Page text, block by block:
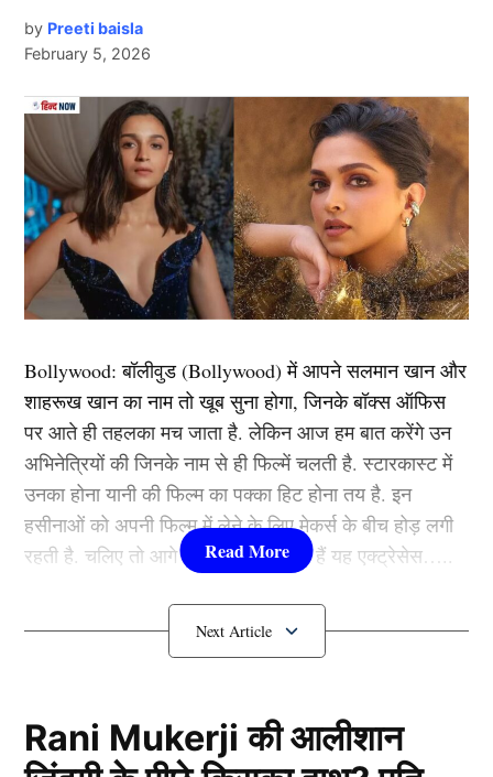
पति की मौत के बाद उसके ससुराल वाले उसकी जबरन दूसरी शादी
करवाना चाहते हैं और बहन पर दबाव बना रहे हैं। बहन की शादी
कोजे खान निवासी जगीरों की ढाणी सांकड़ा से हुई थी। उसके
शादी करने से मना कर दिया और दबाव में नहीं आई तो उसके साथ
मारपीट करने लगे। ये क्राइम (Crime News) बहुत बड़ा हो गया
था।
विवाहिता की नाक व जीभ तलवार से काटी
Next Article
by Preeti baisla
February 5, 2026
Bollywood:बॉलीवुड (Bollywood)में आपने सलमान खान और
शाहरूख खान का नाम तो खूब सुना होगा, जिनके बॉक्स ऑफिस
पर आते ही तहलका मच जाता है. लेकिन आज हम बात करेंगे उन
अभिनेत्रियों की जिनके नाम से ही फिल्में चलती है. स्टारकास्ट में
उनका होना यानी की फिल्म का पक्का हिट होना तय है. इन
हसीनाओं को अपनी फिल्म में लेने के लिए मेकर्स के बीच होड़ लगी
रहती है. चलिए तो आगे जानते हैं कौन-कौन हैं यह एक्ट्रेसेस…..
कौन हैंBollywood की यह हसीनाएं?
Padukone)
Rani Mukerji की आलीशान